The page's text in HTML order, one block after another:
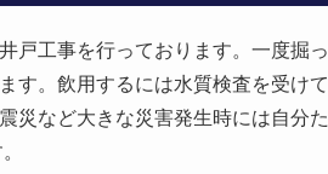
戸工事を行っております。一度掘
す。飲用するには水質検査を受け
など大きな災害発生時には自分